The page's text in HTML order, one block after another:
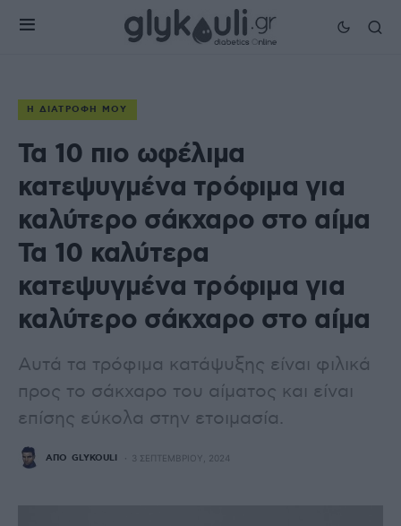
Η ΔΙΑΤΡΟΦΉ ΜΟΥ
Τα 10 πιο ωφέλιμα
κατεψυγμένα τρόφιμα για
καλύτερο σάκχαρο στο αίμα
Τα 10 καλύτερα
κατεψυγμένα τρόφιμα για
καλύτερο σάκχαρο στο αίμα
Αυτά τα τρόφιμα κατάψυξης είναι φιλικά
προς το σάκχαρο του αίματος και είναι
επίσης εύκολα στην ετοιμασία.
ΑΠΌ GLYKOULI 3 ΣΕΠΤΕΜΒΡΊΟΥ, 2024